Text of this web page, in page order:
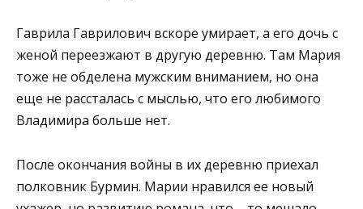
Гаврила Гаврилович вскоре умирает, а его дочь с
женой переезжают в другую деревню. Там Мария
тоже не обделена мужским вниманием, но она
еще не рассталась с мыслью, что его любимого
Владимира больше нет.
После окончания войны в их деревню приехал
полковник Бурмин. Марии нравился ее новый